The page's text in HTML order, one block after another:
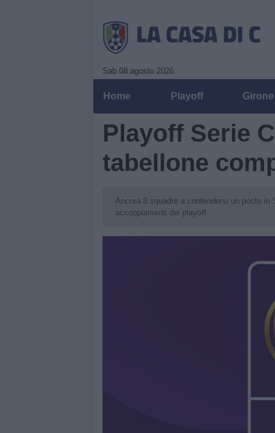
Sab 08 agosto 2026
Home Playoff Girone
Playoff Serie
tabellone
Ancora 8 squadre a contendersi un posto
accoppiamenti dei playoff